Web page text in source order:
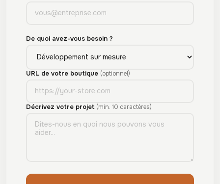
De quoi avez-vous besoin ?
URL de votre boutique (optionnel)
Décrivez votre projet (min. 10 caractères)